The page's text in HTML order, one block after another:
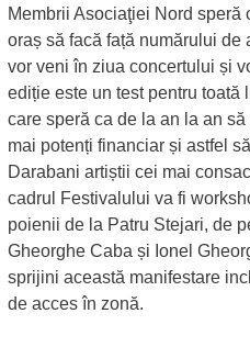
Membrii Asociaţiei Nord
oraș să facă față numărului de
vor veni în ziua concertului și
ediție este un test pentru toată
care speră ca de la an la an
mai potenți financiar și astfel
Darabani artiștii cei mai
cadrul Festivalului va fi
poienii de la Patru Stejari, de
Gheorghe Caba și Ionel
sprijini această manifestare
de acces în zonă.